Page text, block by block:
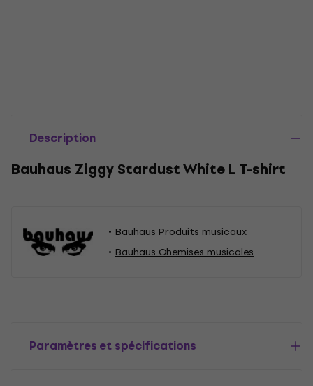
Description
Bauhaus Ziggy Stardust White L T-shirt
Bauhaus Produits musicaux
Bauhaus Chemises musicales
Paramètres et spécifications